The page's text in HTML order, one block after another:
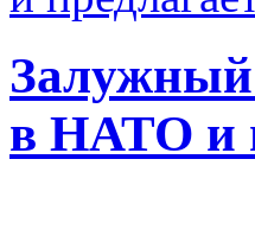
Залужный
в НАТО и